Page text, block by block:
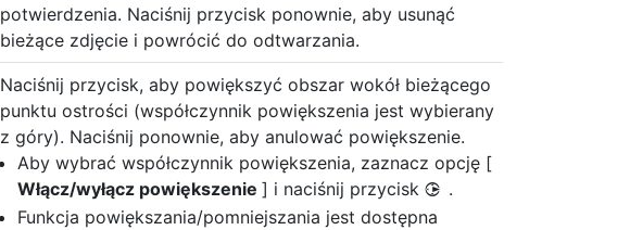
potwierdzenia. Naciśnij przycisk ponownie, aby usunąć
bieżące zdjęcie i powrócić do odtwarzania.
Naciśnij przycisk, aby powiększyć obszar wokół bieżącego
punktu ostrości (współczynnik powiększenia jest wybierany
z góry). Naciśnij ponownie, aby anulować powiększenie.
Aby wybrać współczynnik powiększenia, zaznacz opcję [
Włącz/wyłącz powiększenie ] i naciśnij przycisk 2 .
Funkcja powiększania/pomniejszania jest dostępna